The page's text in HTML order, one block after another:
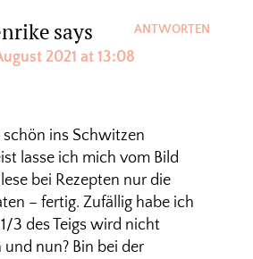
says
2021 at 13:08
schön ins Schwitzen
lasse ich mich vom Bild
bei Rezepten nur die
– fertig. Zufällig habe ich
3 des Teigs wird nicht
und nun? Bin bei der
ANTWORTEN